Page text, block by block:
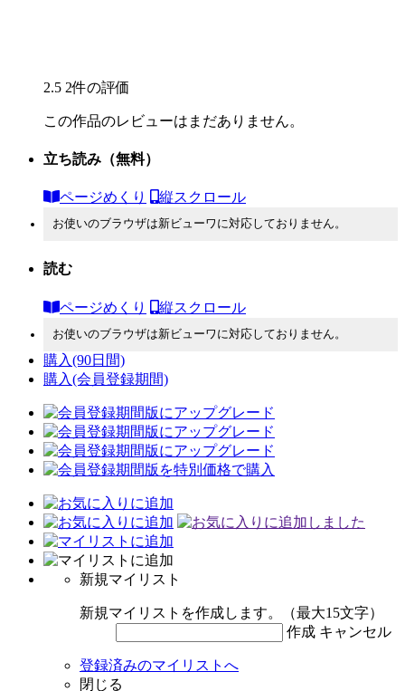
2.5 2件の評価
この作品のレビューはまだありません。
立ち読み （無料）
ページめくり 縦スクロール
お使いのブラウザは新ビューワに対応しておりません。
読む
ページめくり 縦スクロール
お使いのブラウザは新ビューワに対応しておりません。
購入(90日間)
購入(会員登録期間)
新規マイリスト
新規マイリストを作成します。（最大15文字）
作成 キャンセル
登録済みのマイリストへ
閉じる